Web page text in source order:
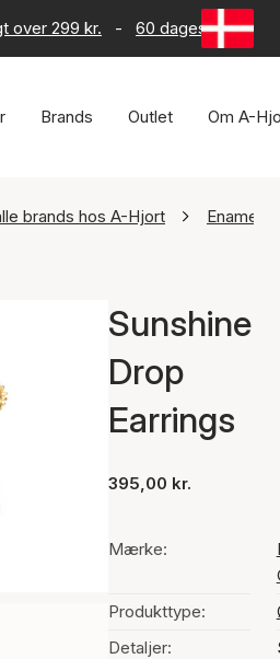
over 299 kr. - 60 dages returret
Brands Outlet Om A-
brands hos A-Hjort Enamel
Sunshine
Drop
Earrings
395,00 kr.
Mærke:
Produkttype:
Detaljer: